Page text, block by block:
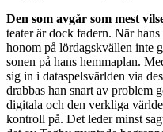
Den som avgår som mest
teater är dock fadern. När
honom på lördagskvällen inte
sonen på hans hemmaplan.
sig in i dataspelsvärlden via
drabbas han snart av problem
digitala och den verkliga
kontroll på. Det leder minst